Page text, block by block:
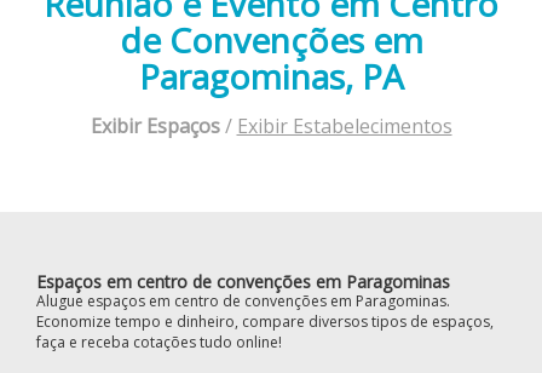
de Convenções em
Paragominas, PA
Exibir Espaços/ Exibir Estabelecimentos
Espaços em centro de convenções em Paragominas
Alugue espaços em centro de convenções em Paragominas.
Economize tempo e dinheiro, compare diversos tipos de espaços,
faça e receba cotações tudo online!